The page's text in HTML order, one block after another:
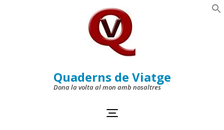
Quaderns de Viatge
Dona la volta al mon amb nosaltres